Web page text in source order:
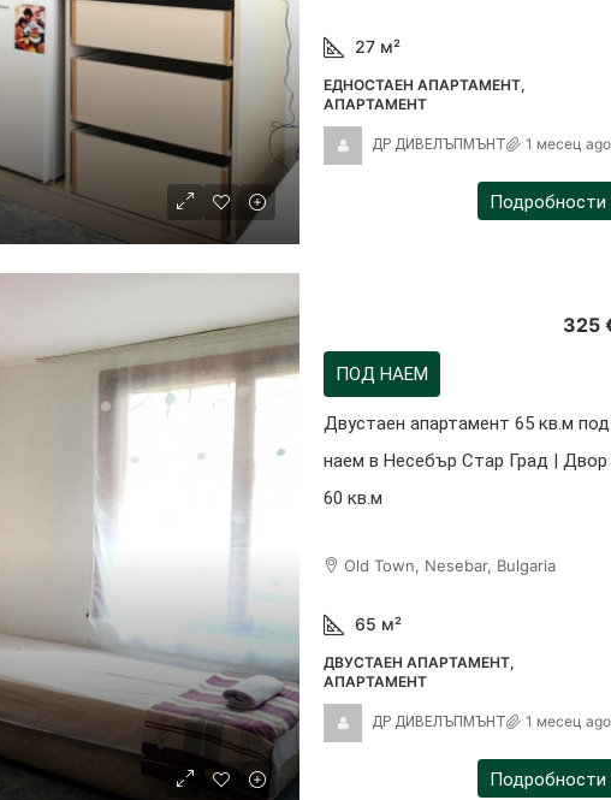
27 м²
ЕДНОСТАЕН АПАРТАМЕНТ,
АПАРТАМЕНТ
Подробности
ДР ДИВЕЛЪПМЪНТ 1 месец ago
ПОД НАЕМ
Двустаен апартамент 65 кв.м под
наем в Несебър Стар Град | Двор
60 кв.м
325
Old Town, Nesebar, Bulgaria
65 м²
ДВУСТАЕН АПАРТАМЕНТ,
АПАРТАМЕНТ
Подробности
ДР ДИВЕЛЪПМЪНТ 1 месец ago